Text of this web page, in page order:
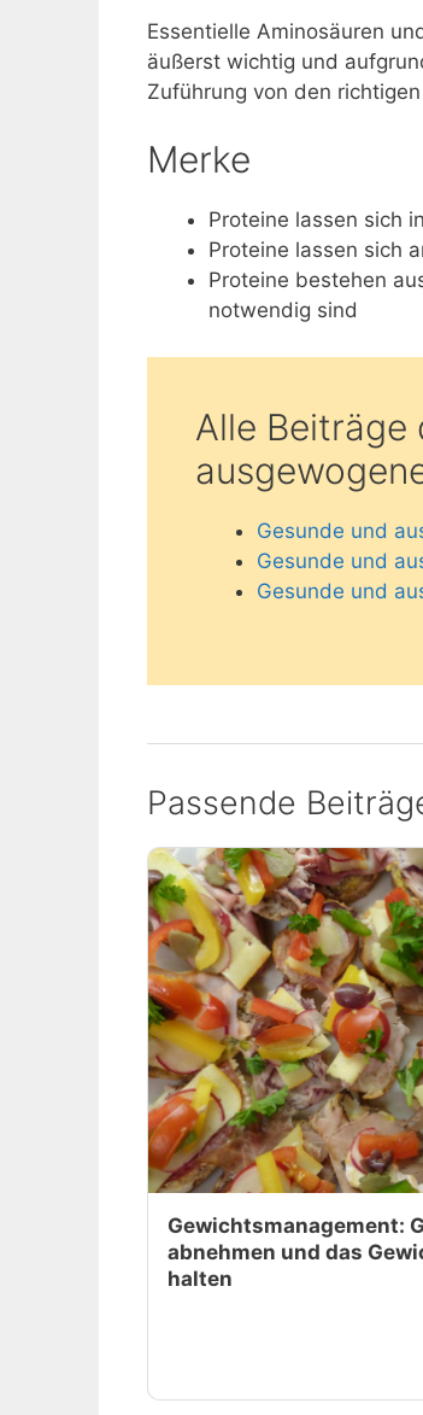
Essentielle Aminosäuren
äußerst wichtig und
Zuführung von den
Merke
Proteine lassen sich
Proteine lassen sich
Proteine bestehen
notwendig sind
Alle Beiträge
Gesunde und
Gesunde und
Gesunde und
Passende
Gewichtsmanagement:
abnehmen und das
halten